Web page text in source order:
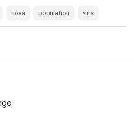
noaa population viirs